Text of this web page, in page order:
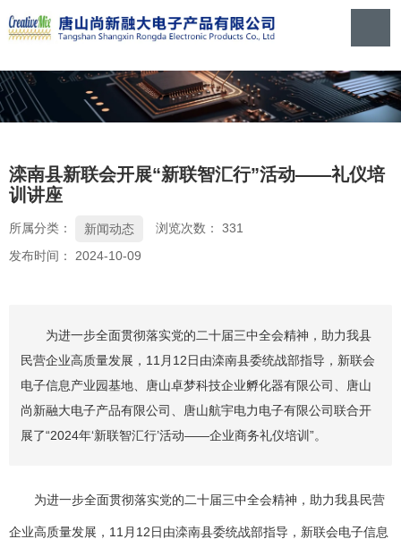
滦南县新联会开展“新联智汇行”活动——礼仪培
训讲座
所属分类： 新闻动态 浏览次数： 331
发布时间： 2024-10-09
为进一步全面贯彻落实党的二十届三中全会精神，助力我县
民营企业高质量发展，11月12日由滦南县委统战部指导，新联会
电子信息产业园基地、唐山卓梦科技企业孵化器有限公司、唐山
尚新融大电子产品有限公司、唐山航宇电力电子有限公司联合开
展了“2024年‘新联智汇行’活动——企业商务礼仪培训”。
为进一步全面贯彻落实党的二十届三中全会精神，助力我县民营
企业高质量发展，11月12日由滦南县委统战部指导，新联会电子信息